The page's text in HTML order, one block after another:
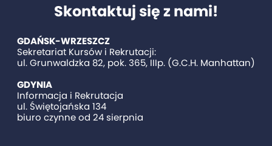
Skontaktuj się z nami!
GDAŃSK-WRZESZCZ
Sekretariat Kursów i Rekrutacji:
ul. Grunwaldzka 82, pok. 365, IIIp. (G.C.H. Manhattan)
GDYNIA
Informacja i Rekrutacja
ul. Świętojańska 134
biuro czynne od 24 sierpnia